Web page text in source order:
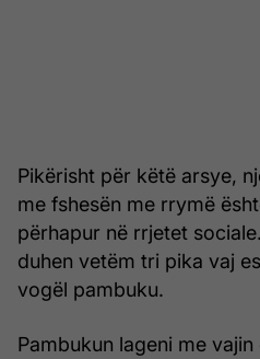
Pikërisht për këtë arsye,
me fshesën me rrymë
përhapur në rrjetet
duhen vetëm tri pika vaj
vogël pambuku.
Pambukun lageni me